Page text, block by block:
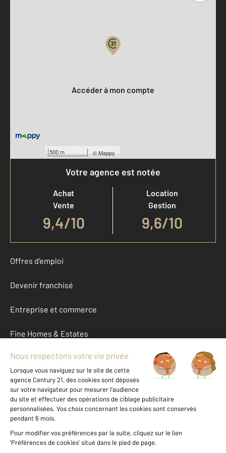
500 m ©Mappy
Accéder à mon compte
Votre agence est notée
Achat
Vente
9,4/10
Location
Gestion
9,6/10
Offres d'emploi
Devenir franchisé
Entreprise et commerce
Fine Homes & Estates
À propos
International
Nous contacter